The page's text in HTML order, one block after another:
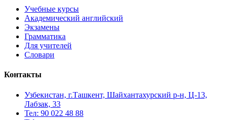
Учебные курсы
Академический английский
Экзамены
Грамматика
Для учителей
Словари
Контакты
Узбекистан, г.Ташкент, Шайхантахурский р-н, Ц-13,
Лабзак, 33
Тел: 90 022 48 88